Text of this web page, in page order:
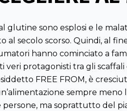
glutine sono esplosi e le
secolo scorso. Quindi, al
hanno cominciato a
protagonisti tra gli scaffali
FREE FROM, è
sempre meno
ma soprattutto del